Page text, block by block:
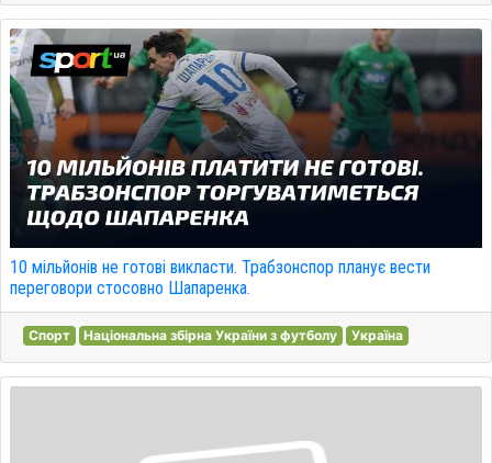
10 мільйонів не готові викласти. Трабзонспор планує вести
переговори стосовно Шапаренка.
Спорт Національна збірна України з футболу Україна